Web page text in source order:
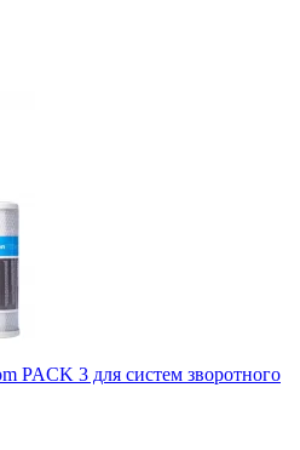
PACK 3 для систем зворотного